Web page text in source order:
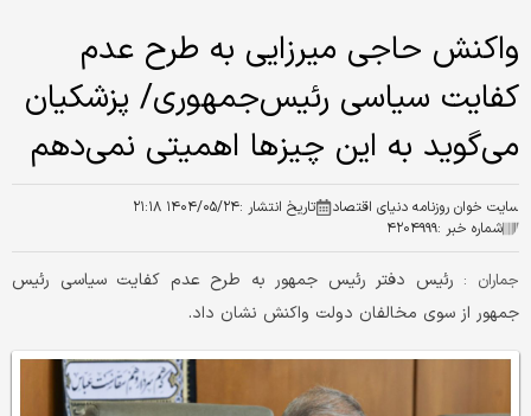
واکنش حاجی میرزایی به طرح عدم
کفایت سیاسی رئیس‌جمهوری/ پزشکیان
می‌گوید به این چیزها اهمیتی نمی‌‌دهم
سایت خوان روزنامه دنیای اقتصاد تاریخ انتشار :۱۴۰۴/۰۵/۲۴ ۲۱:۱۸
شماره خبر :۴۲۰۴۹۹۹
جماران : رئیس دفتر رئیس جمهور به طرح عدم کفایت سیاسی رئیس
جمهور از سوی مخالفان دولت واکنش نشان داد.